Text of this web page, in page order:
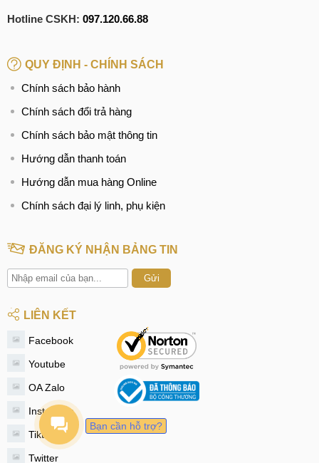
Hotline CSKH: 097.120.66.88
QUY ĐỊNH - CHÍNH SÁCH
Chính sách bảo hành
Chính sách đổi trả hàng
Chính sách bảo mật thông tin
Hướng dẫn thanh toán
Hướng dẫn mua hàng Online
Chính sách đại lý linh, phụ kiện
ĐĂNG KÝ NHẬN BẢNG TIN
Gửi
LIÊN KẾT
Facebook
Youtube
OA Zalo
Instagram
Tiktok
Twitter
Bạn cần hỗ trợ?